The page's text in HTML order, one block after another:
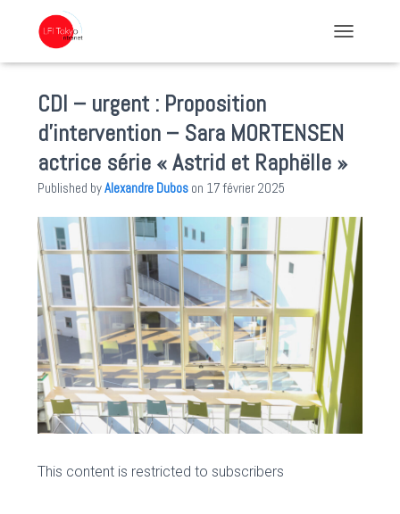
CDI – urgent : Proposition
d’intervention – Sara MORTENSEN
actrice série « Astrid et Raphëlle »
Published byAlexandre Dubos on 17 février 2025
This content is restricted to subscribers